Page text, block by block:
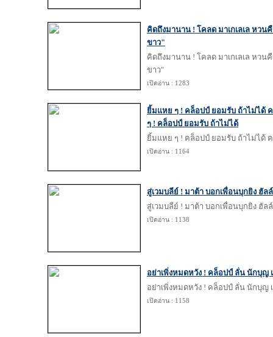
คิดถึงมานาน ! โคลด มาเกเลเล หว
ขาว"
คิดถึงมานาน ! โคลด มาเกเลเล หว
ขาว"
เปิดอ่าน : 1283
ยิ้มแหย ๆ ! คล็อปป์ ยอมรับ ถ้าไม่ได้
ๆ ! คล็อปป์ ยอมรับ ถ้าไม่ได้
ยิ้มแหย ๆ ! คล็อปป์ ยอมรับ ถ้าไม่ได้
เปิดอ่าน : 1164
สู่เวมบลีย์ ! มาต้า บอกเพื่อนบุกยิง ฮัล
สู่เวมบลีย์ ! มาต้า บอกเพื่อนบุกยิง ฮัล
เปิดอ่าน : 1138
อย่าเพิ่งหมดหวัง ! คล็อปป์ ลั่น นักบุญ
อย่าเพิ่งหมดหวัง ! คล็อปป์ ลั่น นักบุญ
เปิดอ่าน : 1158